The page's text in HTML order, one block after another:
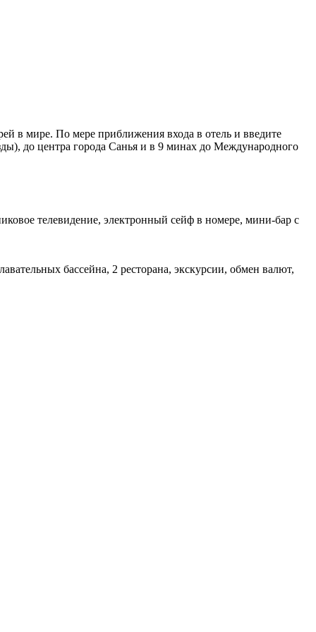
в мире. По мере приближения входа в отель и введите
до центра города Санья и в 9 минах до Международного
телевидение, электронный сейф в номере, мини-бар с
бассейна, 2 ресторана, экскурсии, обмен валют,